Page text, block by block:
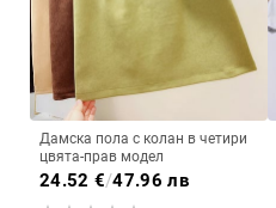
Дамска пола с колан в четири
цвята-прав модел
24.52 €/47.96 лв